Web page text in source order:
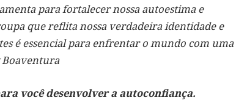
para fortalecer nossa autoestima e
que reflita nossa verdadeira identidade e
é essencial para enfrentar o mundo com uma
Boaventura
você desenvolver a autoconfiança.